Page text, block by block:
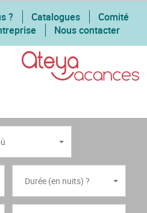
? Catalogues
Comité
Nous contacter
Durée (en nuits) ?